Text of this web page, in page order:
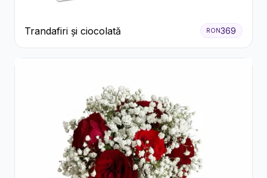
Trandafiri și ciocolată RON369